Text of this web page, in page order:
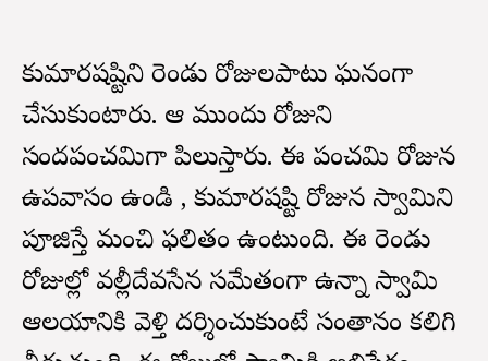
కుమారషష్టిని రెండు రోజులపాటు ఘనంగా
చేసుకుంటారు. ఆ ముందు రోజుని
స్కందపంచమిగా పిలుస్తారు. ఈ పంచమి రోజున
ఉపవాసం ఉండి , కుమారషష్టి రోజున స్వామిని
పూజిస్తే మంచి ఫలితం ఉంటుంది. ఈ రెండు
రోజుల్లో వల్లీదేవసేన సమేతంగా ఉన్నా స్వామి
ఆలయానికి వెళ్తి దర్శించుకుంటే సంతానం కలిగి